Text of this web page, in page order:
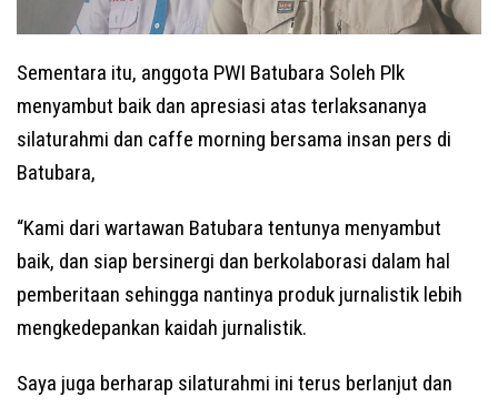
Sementara itu, anggota PWI Batubara Soleh Plk
menyambut baik dan apresiasi atas terlaksananya
silaturahmi dan caffe morning bersama insan pers di
Batubara,
“Kami dari wartawan Batubara tentunya menyambut
baik, dan siap bersinergi dan berkolaborasi dalam hal
pemberitaan sehingga nantinya produk jurnalistik lebih
mengkedepankan kaidah jurnalistik.
Saya juga berharap silaturahmi ini terus berlanjut dan